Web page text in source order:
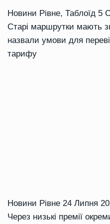
Новини Рівне, Таблоїд 5
Старі маршрутки мають
назвали умови для
тарифу
Новини Рівне 24 Липня
Через низькі премії